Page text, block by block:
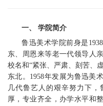
一、 学院简介
鲁迅美术学院前身是
东、周恩来等老一代领导人
校名和“紧张、严肃、刻苦、
东北。1958年发展为鲁迅美
几代鲁艺人的艰辛努力下
厚，专业齐全，办学水平和